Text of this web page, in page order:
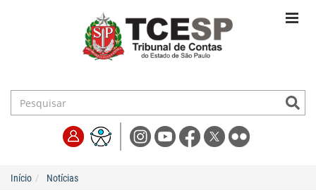
Início Notícias